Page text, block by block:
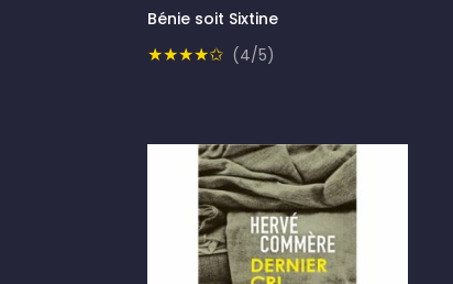
Bénie soit Sixtine
★★★★✩ (4/5)